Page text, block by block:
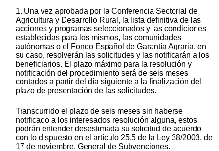
1. Una vez aprobada por la Conferencia Sectorial de
Agricultura y Desarrollo Rural, la lista definitiva de las
acciones y programas seleccionados y las condiciones
establecidas para los mismos, las comunidades
autónomas o el Fondo Español de Garantía Agraria, en
su caso, resolverán las solicitudes y las notificarán a los
beneficiarios. El plazo máximo para la resolución y
notificación del procedimiento será de seis meses
contados a partir del día siguiente a la finalización del
plazo de presentación de las solicitudes.
Transcurrido el plazo de seis meses sin haberse
notificado a los interesados resolución alguna, estos
podrán entender desestimada su solicitud de acuerdo
con lo dispuesto en el artículo 25.5 de la Ley 38/2003, de
17 de noviembre, General de Subvenciones.